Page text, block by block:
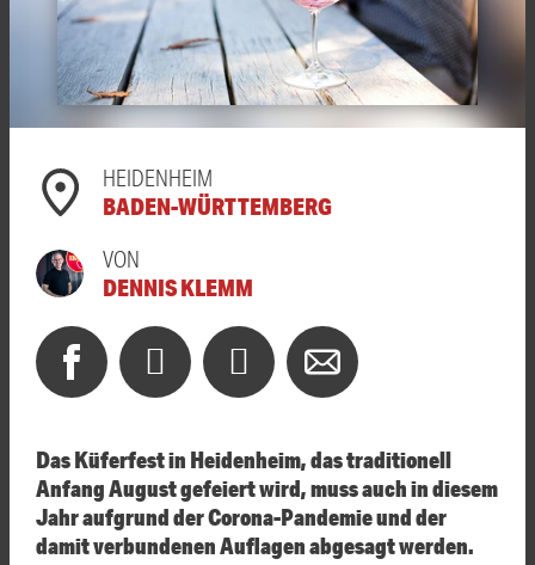
HEIDENHEIM
BADEN-WÜRTTEMBERG
VON
DENNIS KLEMM
Das Küferfest in Heidenheim, das traditionell
Anfang August gefeiert wird, muss auch in diesem
Jahr aufgrund der Corona-Pandemie und der
damit verbundenen Auflagen abgesagt werden.